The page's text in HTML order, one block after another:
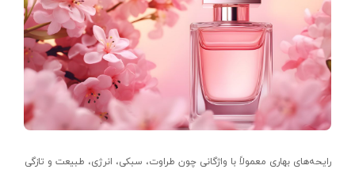
رایحه‌های بهاری معمولاً با واژگانی چون طراوت، سبکی، انرژی، طبیعت و تازگی